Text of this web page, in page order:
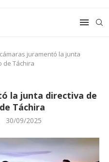
juramentó la junta
de Táchira
la junta directiva de
Táchira
30/09/2025